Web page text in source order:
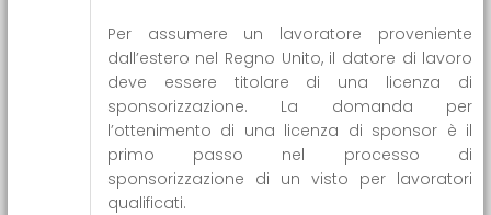
Per assumere un lavoratore proveniente
dall’estero nel Regno Unito, il datore di lavoro
deve essere titolare di una licenza di
sponsorizzazione. La domanda per
l’ottenimento di una licenza di sponsor è il
primo passo nel processo di
sponsorizzazione di un visto per lavoratori
qualificati.